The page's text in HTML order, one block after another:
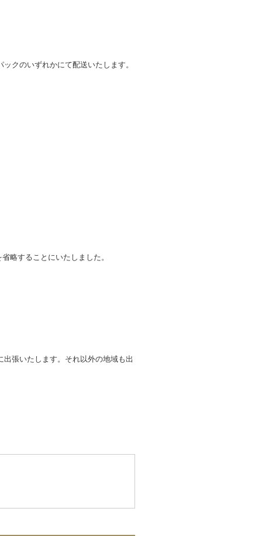
クのいずれかにて配送いたします。
略することにいたしました。
張いたします。それ以外の地域も出